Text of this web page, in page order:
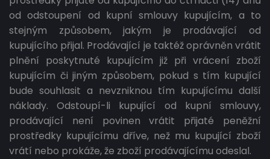
od odstoupení od kupní smlouvy kupujícím, a to
stejným způsobem, jakým je prodávající od
kupujícího přijal. Prodávající je taktéž oprávněn vrátit
plnění poskytnuté kupujícím již při vrácení zboží
kupujícím či jiným způsobem, pokud s tím kupující
bude souhlasit a nevzniknou tím kupujícímu další
náklady. Odstoupí-li kupující od kupní smlouvy,
prodávající není povinen vrátit přijaté peněžní
prostředky kupujícímu dříve, než mu kupující zboží
vrátí nebo prokáže, že zboží prodávajícímu odeslal.